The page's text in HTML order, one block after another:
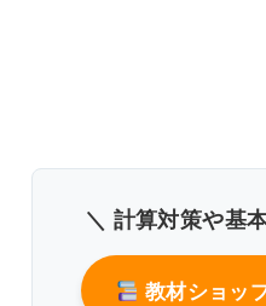
＼ 計算対策や基
教材ショッ